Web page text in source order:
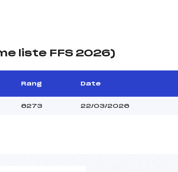
liste FFS 2026)
Rang Date
6273 22/03/2026